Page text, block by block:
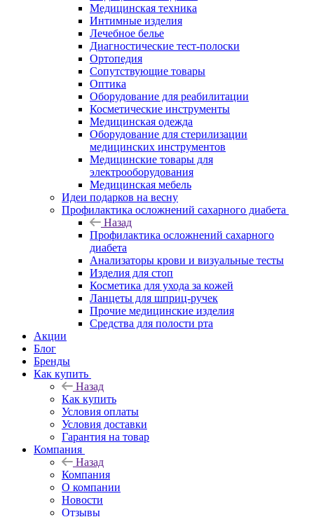
Медицинская техника
Интимные изделия
Лечебное белье
Диагностические тест-полоски
Ортопедия
Сопутствующие товары
Оптика
Оборудование для реабилитации
Косметические инструменты
Медицинская одежда
Оборудование для стерилизации
медицинских инструментов
Медицинские товары для
электрооборудования
Медицинская мебель
Идеи подарков на весну
Профилактика осложнений сахарного диабета
Назад
Профилактика осложнений сахарного
диабета
Анализаторы крови и визуальные тесты
Изделия для стоп
Косметика для ухода за кожей
Ланцеты для шприц-ручек
Прочие медицинские изделия
Средства для полости рта
Акции
Блог
Бренды
Как купить
Назад
Как купить
Условия оплаты
Условия доставки
Гарантия на товар
Компания
Назад
Компания
О компании
Новости
Отзывы